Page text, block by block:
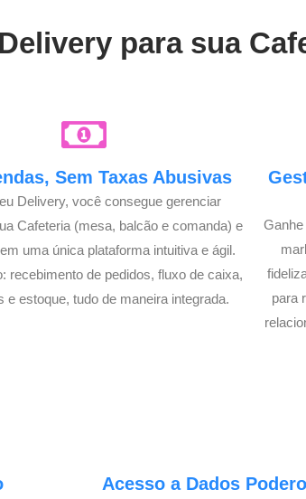
para sua
Sem Taxas Abusivas
Delivery, você consegue gerenciar
Cafeteria (mesa, balcão e comanda) e
uma única plataforma intuitiva e ágil.
recebimento de pedidos, fluxo de caixa,
e estoque, tudo de maneira integrada.
para
Acesso a Dados